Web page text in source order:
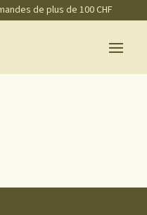
de plus de 100 CHF